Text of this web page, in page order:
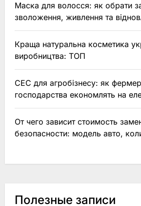
Маска для волосся: як обрати
зволоження, живлення та
Краща натуральна косметика
виробництва: ТОП
СЕС для агробізнесу: як
господарства економлять на
От чего зависит стоимость
безопасности: модель авто,
Полезные записи